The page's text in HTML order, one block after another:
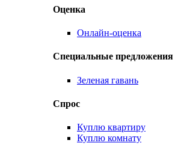
Оценка
Онлайн-оценка
Специальные предложения
Зеленая гавань
Спрос
Куплю квартиру
Куплю комнату